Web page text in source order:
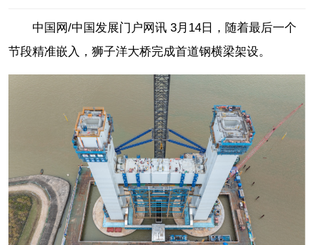
中国网/中国发展门户网讯 3月14日，随着最后一个
节段精准嵌入，狮子洋大桥完成首道钢横梁架设。